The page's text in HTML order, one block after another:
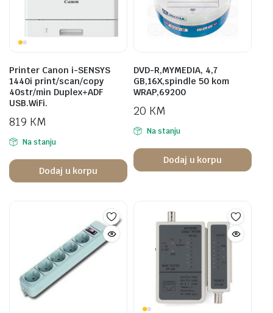
Printer Canon i-SENSYS
1440i print/scan/copy
40str/min Duplex+ADF
USB.WiFi.
819 KM
Na stanju
Dodaj u korpu
DVD-R,MYMEDIA, 4,7
GB,16X,spindle 50 kom
WRAP,69200
20 KM
Na stanju
Dodaj u korpu